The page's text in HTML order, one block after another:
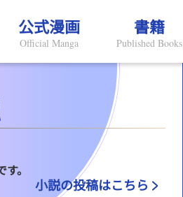
公式漫画
Official Manga
書籍
Published Books
。
小説の投稿はこちら